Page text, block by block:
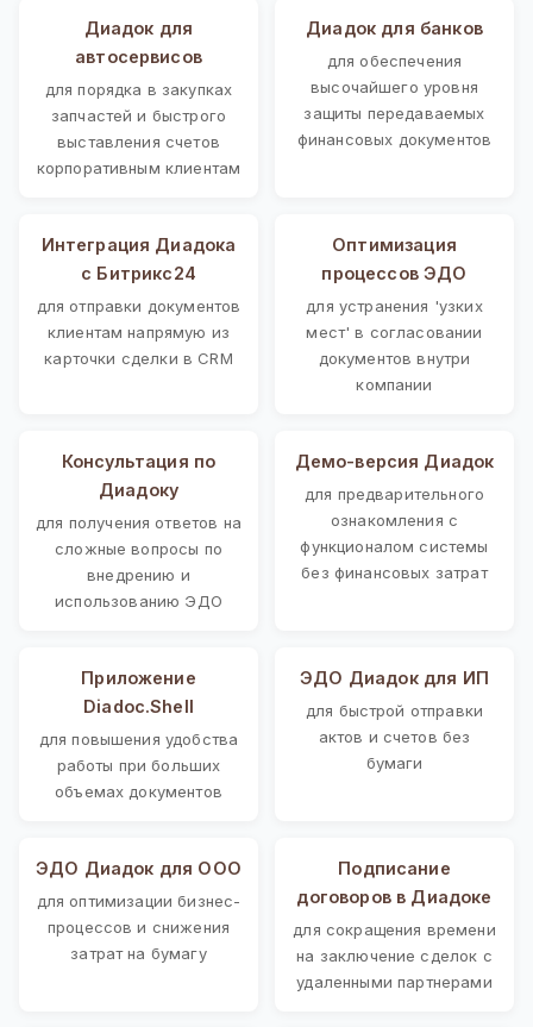
Диадок для
автосервисов
для порядка в закупках
запчастей и быстрого
выставления счетов
корпоративным клиентам
Диадок для банков
для обеспечения
высочайшего уровня
защиты передаваемых
финансовых документов
Интеграция Диадока
с Битрикс24
для отправки документов
клиентам напрямую из
карточки сделки в CRM
Оптимизация
процессов ЭДО
для устранения 'узких
мест' в согласовании
документов внутри
компании
Консультация по
Диадоку
для получения ответов на
сложные вопросы по
внедрению и
использованию ЭДО
Демо-версия Диадок
для предварительного
ознакомления с
функционалом системы
без финансовых затрат
Приложение
Diadoc.Shell
для повышения удобства
работы при больших
объемах документов
ЭДО Диадок для ИП
для быстрой отправки
актов и счетов без
бумаги
ЭДО Диадок для ООО
для оптимизации бизнес-
процессов и снижения
затрат на бумагу
Подписание
договоров в Диадоке
для сокращения времени
на заключение сделок с
удаленными партнерами